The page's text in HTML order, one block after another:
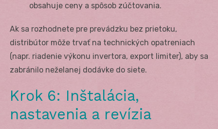
obsahuje ceny a spôsob zúčtovania.
Ak sa rozhodnete pre prevádzku bez prietoku,
distribútor môže trvať na technických opatreniach
(napr. riadenie výkonu invertora, export limiter), aby sa
zabránilo neželanej dodávke do siete.
Krok 6: Inštalácia,
nastavenia a revízia